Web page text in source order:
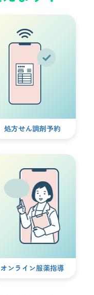
処方せん調剤予約
オンライン服薬指導